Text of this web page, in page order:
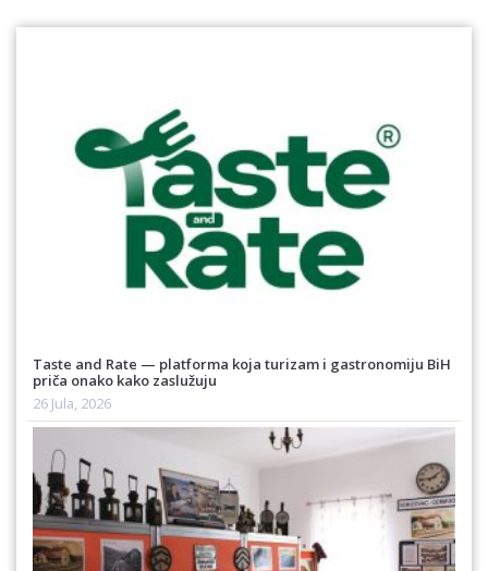
Taste and Rate — platforma koja turizam i gastronomiju BiH
priča onako kako zaslužuju
26 Jula, 2026